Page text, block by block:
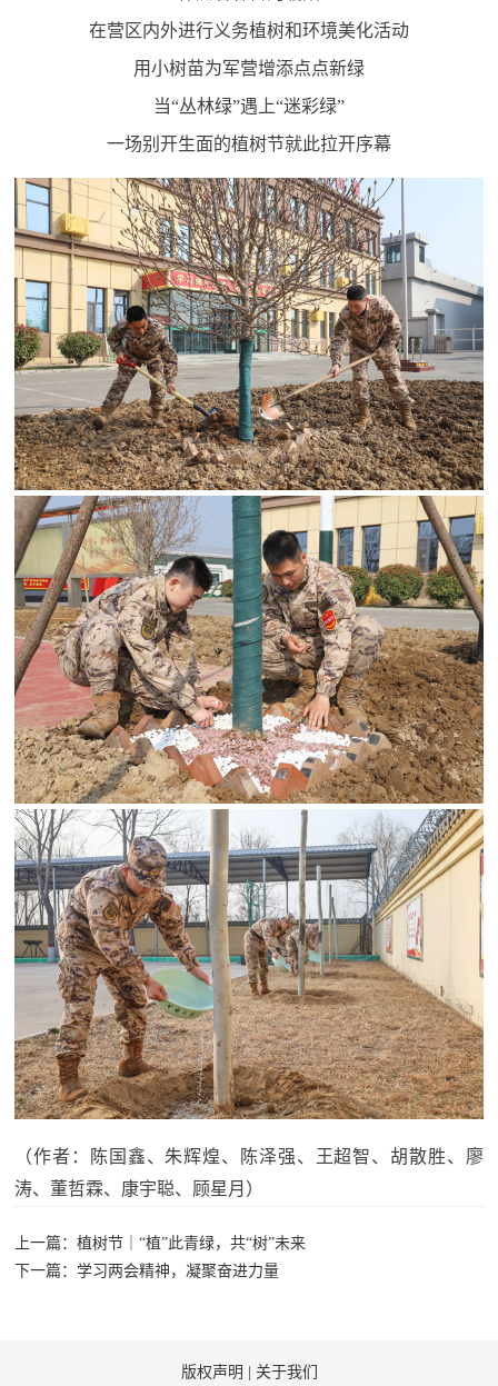
我
们
在营区内外进行义务植树和环境美化活动
用小树苗为军营增添点点新绿
当“丛林绿”遇上“迷彩绿”
一场别开生面的植树节就此拉开序幕
（作者：陈国鑫、朱辉煌、陈泽强、王超智、胡散胜、廖
涛、董哲霖、康宇聪、顾星月）
上一篇：植树节｜“植”此青绿，共“树”未来
下一篇：学习两会精神，凝聚奋进力量
版权声明 关于我们